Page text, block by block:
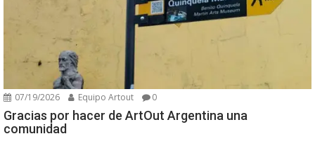
07/19/2026 Equipo Artout 0
Gracias por hacer de ArtOut Argentina una
comunidad